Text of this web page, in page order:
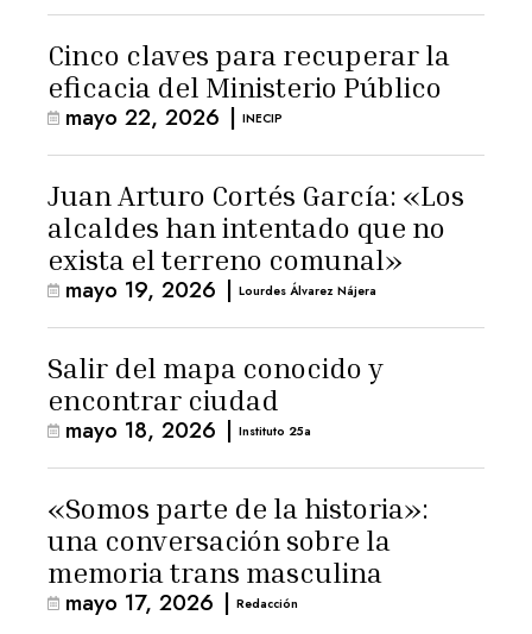
Cinco claves para recuperar la
eficacia del Ministerio Público
mayo 22, 2026 | INECIP
Juan Arturo Cortés García: «Los
alcaldes han intentado que no
exista el terreno comunal»
mayo 19, 2026 | Lourdes Álvarez Nájera
Salir del mapa conocido y
encontrar ciudad
mayo 18, 2026 | Instituto 25a
«Somos parte de la historia»:
una conversación sobre la
memoria trans masculina
mayo 17, 2026 | Redacción